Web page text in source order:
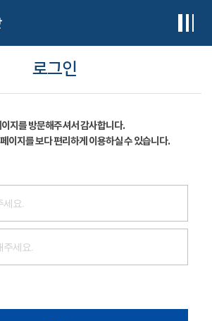
로그인
지를 방문해주셔서 감사합니다.
이지를 보다 편리하게 이용하실 수 있습니다.